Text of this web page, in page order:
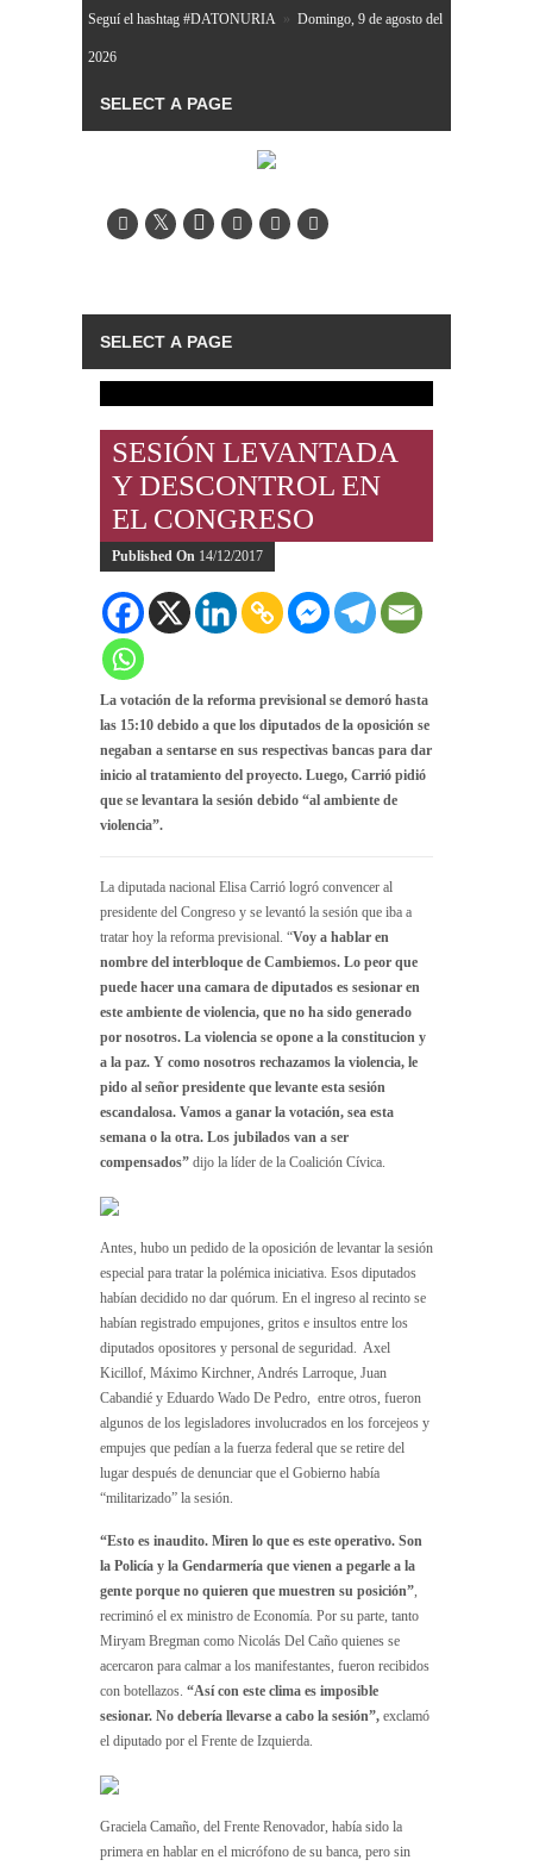
Seguí el hashtag #DATONURIA » Domingo, 9 de agosto del
2026
SESIÓN LEVANTADA
Y DESCONTROL EN
EL CONGRESO
Published On 14/12/2017
La votación de la reforma previsional se demoró hasta
las 15:10 debido a que los diputados de la oposición se
negaban a sentarse en sus respectivas bancas para dar
inicio al tratamiento del proyecto. Luego, Carrió pidió
que se levantara la sesión debido “al ambiente de
violencia”.
La diputada nacional Elisa Carrió logró convencer al
presidente del Congreso y se levantó la sesión que iba a
tratar hoy la reforma previsional. “Voy a hablar en
nombre del interbloque de Cambiemos. Lo peor que
puede hacer una camara de diputados es sesionar en
este ambiente de violencia, que no ha sido generado
por nosotros. La violencia se opone a la constitucion y
a la paz. Y como nosotros rechazamos la violencia, le
pido al señor presidente que levante esta sesión
escandalosa. Vamos a ganar la votación, sea esta
semana o la otra. Los jubilados van a ser
compensados” dijo la líder de la Coalición Cívica.
Antes, hubo un pedido de la oposición de levantar la sesión
especial para tratar la polémica iniciativa. Esos diputados
habían decidido no dar quórum. En el ingreso al recinto se
habían registrado empujones, gritos e insultos entre los
diputados opositores y personal de seguridad. Axel
Kicillof, Máximo Kirchner, Andrés Larroque, Juan
Cabandié y Eduardo Wado De Pedro, entre otros, fueron
algunos de los legisladores involucrados en los forcejeos y
empujes que pedían a la fuerza federal que se retire del
lugar después de denunciar que el Gobierno había
“militarizado” la sesión.
“Esto es inaudito. Miren lo que es este operativo. Son
la Policía y la Gendarmería que vienen a pegarle a la
gente porque no quieren que muestren su posición”
recriminó el ex ministro de Economía. Por su parte, tanto
Miryam Bregman como Nicolás Del Caño quienes se
acercaron para calmar a los manifestantes, fueron recibidos
con botellazos. “Así con este clima es imposible
sesionar. No debería llevarse a cabo la sesión”, exclamó
el diputado por el Frente de Izquierda.
Graciela Camaño, del Frente Renovador, había sido la
primera en hablar en el micrófono de su banca, pero sin